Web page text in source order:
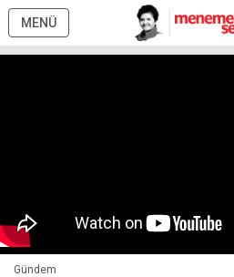
MENÜ
Gündem